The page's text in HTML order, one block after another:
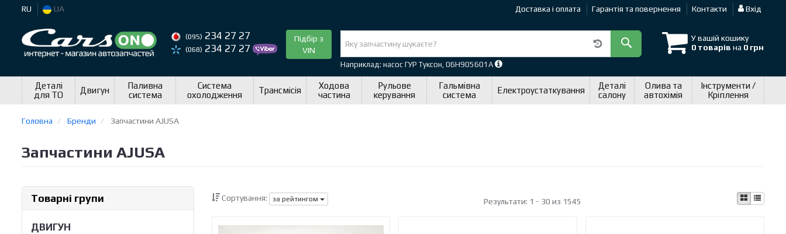
RU UA Доставка і оплата Гарантія та повернення Контакти Вхід
(095) 234 27 27
(068) 234 27 27
Підбір з
VIN
У вашій кошику
0 товарів на 0 грн
Наприклад: насос ГУР Туксон, 06H905601A
Деталі
для ТО
Двигун
Паливна
система
Система
охолодження
Трансмісія
Ходова
частина
Рульове
керування
Гальмівна
система
Електроустаткування
Деталі
салону
Олива та
автохімія
Інструменти /
Кріплення
Головна Бренди Запчастини AJUSA
Запчастини AJUSA
Товарні групи
ДВИГУН
Сортування: за рейтингом Результати: 1 - 30 из 1545